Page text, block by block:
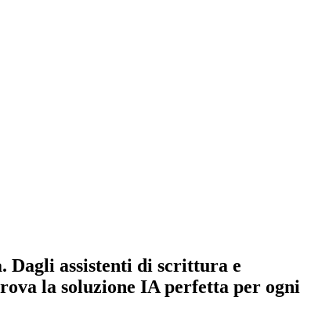
Dagli assistenti di scrittura e
la soluzione IA perfetta per ogni